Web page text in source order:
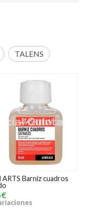
TALENS
TITAN ARTS Barniz